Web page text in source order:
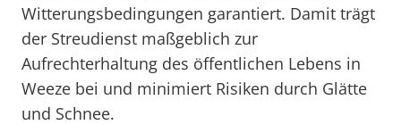
Witterungsbedingungen garantiert. Damit trägt
der Streudienst maßgeblich zur
Aufrechterhaltung des öffentlichen Lebens in
Weeze bei und minimiert Risiken durch Glätte
und Schnee.